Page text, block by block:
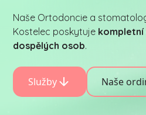
Naše Ortodoncie a
Kostelec poskytuje
dospělých osob.
Služby Naše